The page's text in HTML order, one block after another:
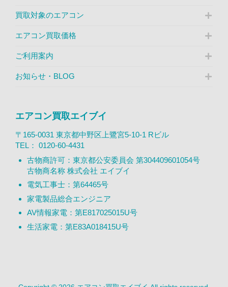
買取対象のエアコン
エアコン買取価格
ご利用案内
お知らせ・BLOG
エアコン買取エイブイ
〒165-0031 東京都中野区上鷺宮5-10-1 Rビル
TEL： 0120-60-4431
古物商許可：東京都公安委員会 第304409601054号
古物商名称 株式会社 エイブイ
電気工事士：第64465号
家電製品総合エンジニア
AV情報家電：第E817025015U号
生活家電：第E83A018415U号